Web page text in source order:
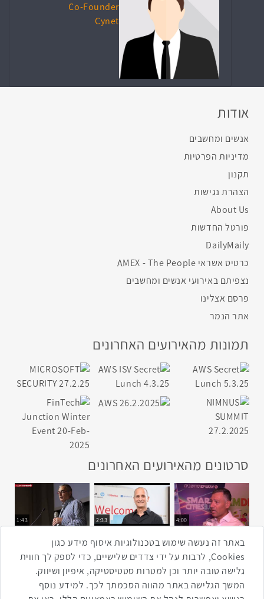
Co-Founder
Cynet
אודות
אנשים ומחשבים
מדיניות הפרטיות
תקנון
הצהרת נגישות
About Us
פורטל החדשות
DailyMaily
כרטיס אשראי AMEX - The People
נצפיתם באירועי אנשים ומחשבים
פרסם אצלינו
אתר הנמר
תמונות מהאירועים האחרונים
סרטונים מהאירועים האחרונים
4:00
2:33
1:43
3:52
כנס RPA
1:14
כנס בינת יערות הכרמל
כנס F5
באתר זה נעשה שימוש בטכנולוגיות איסוף מידע כגון
Cookies, לרבות על ידי צדדים שלישיים, כדי לספק לך חווית
גלישה טובה יותר וכן למטרות סטטיסטיקה, איפיון ושיווק.
המשך הגלישה באתר מהווה הסכמתך לכך. למידע נוסף